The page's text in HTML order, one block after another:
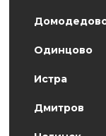
Одинцово
Истра
Дмитров